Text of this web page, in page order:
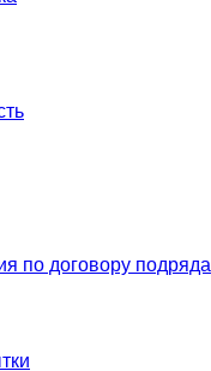
по договору подряда